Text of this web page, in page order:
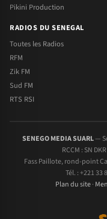
Pikini Production
RADIOS DU SENEGAL
Toutes les Radios
RFM
Zik FM
Sud FM
RTS RSI
SENEGO MEDIA SUARL—
RCCM : SN
Fass Paillote, rond-point
Tél. : +221 33
Plan du site·